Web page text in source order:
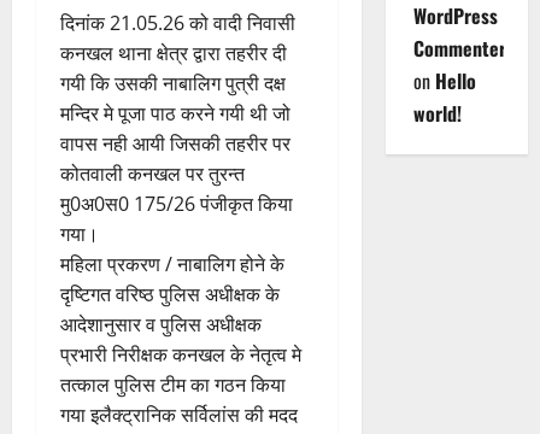
दिनांक 21.05.26 को वादी निवासी
कनखल थाना क्षेत्र द्वारा तहरीर दी
गयी कि उसकी नाबालिग पुत्री दक्ष
मन्दिर मे पूजा पाठ करने गयी थी जो
वापस नही आयी जिसकी तहरीर पर
कोतवाली कनखल पर तुरन्त
मु0अ0स0 175/26 पंजीकृत किया
गया।
महिला प्रकरण / नाबालिग होने के
दृष्टिगत वरिष्ठ पुलिस अधीक्षक के
आदेशानुसार व पुलिस अधीक्षक
प्रभारी निरीक्षक कनखल के नेतृत्व मे
तत्काल पुलिस टीम का गठन किया
गया इलैक्ट्रानिक सर्विलांस की मदद
WordPress
Commenter
on Hello
world!